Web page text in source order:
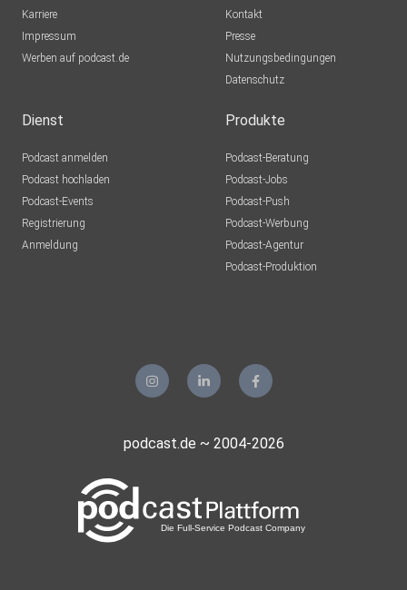
Karriere
Impressum
Werben auf podcast.de
Kontakt
Presse
Nutzungsbedingungen
Datenschutz
Dienst
Podcast anmelden
Podcast hochladen
Podcast-Events
Registrierung
Anmeldung
Produkte
Podcast-Beratung
Podcast-Jobs
Podcast-Push
Podcast-Werbung
Podcast-Agentur
Podcast-Produktion
podcast.de ~ 2004-2026